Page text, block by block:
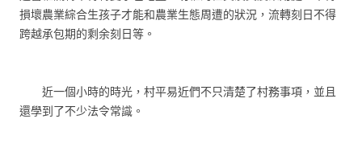
損壞農業綜合生孩子才能和農業生態周遭的狀況，流轉刻日不得
跨越承包期的剩余刻日等。
近一個小時的時光，村平易近們不只清楚了村務事項，並且
還學到了不少法令常識。